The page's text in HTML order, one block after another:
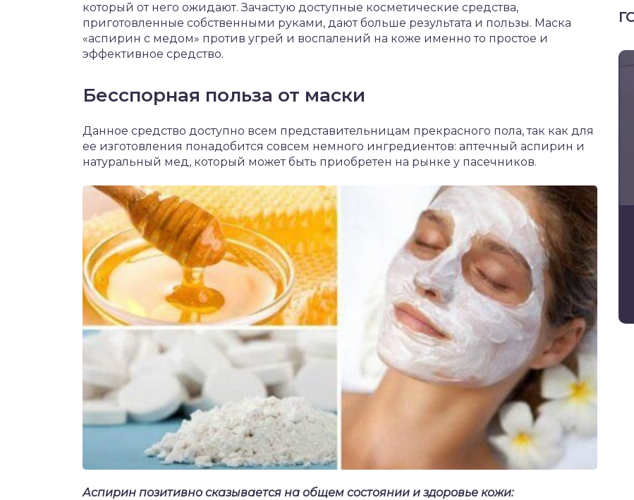
который от него ожидают. Зачастую доступные косметические средства,
приготовленные собственными руками, дают больше результата и пользы. Маска
«аспирин с медом» против угрей и воспалений на коже именно то простое и
эффективное средство.
Бесспорная польза от маски
Данное средство доступно всем представительницам прекрасного пола, так как для
ее изготовления понадобится совсем немного ингредиентов: аптечный аспирин и
натуральный мед, который может быть приобретен на рынке у пасечников.
Аспирин позитивно сказывается на общем состоянии и здоровье кожи: